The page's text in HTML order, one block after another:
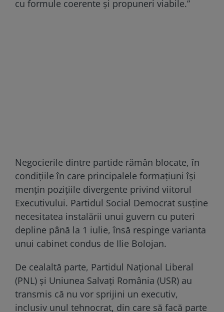
cu formule coerente și propuneri viabile.”
Negocierile dintre partide rămân blocate, în
condiţiile în care principalele formaţiuni îşi
menţin poziţiile divergente privind viitorul
Executivului. Partidul Social Democrat susţine
necesitatea instalării unui guvern cu puteri
depline până la 1 iulie, însă respinge varianta
unui cabinet condus de Ilie Bolojan.
De cealaltă parte, Partidul Național Liberal
(PNL) şi Uniunea Salvați România (USR) au
transmis că nu vor sprijini un executiv,
inclusiv unul tehnocrat, din care să facă parte